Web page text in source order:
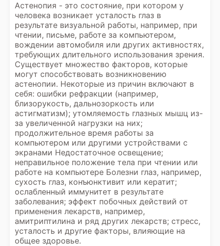
Астенопия - это состояние, при котором у
человека возникает усталость глаз в
результате визуальной работы, например, при
чтении, письме, работе за компьютером,
вождении автомобиля или других активностях,
требующих длительного использования зрения.
Существует множество факторов, которые
могут способствовать возникновению
астенопии. Некоторые из причин включают в
себя: ошибки рефракции (например,
близорукость, дальнозоркость или
астигматизм); утомляемость глазных мышц из-
за увеличенной нагрузки на них;
продолжительное время работы за
компьютером или другими устройствами с
экранами Недостаточное освещение;
неправильное положение тела при чтении или
работе на компьютере Болезни глаз, например,
сухость глаз, конъюнктивит или кератит;
ослабленный иммунитет в результате
заболевания; эффект побочных действий от
применения лекарств, например,
амитриптилина и ряд других лекарств; стресс,
усталость и другие факторы, влияющие на
общее здоровье.